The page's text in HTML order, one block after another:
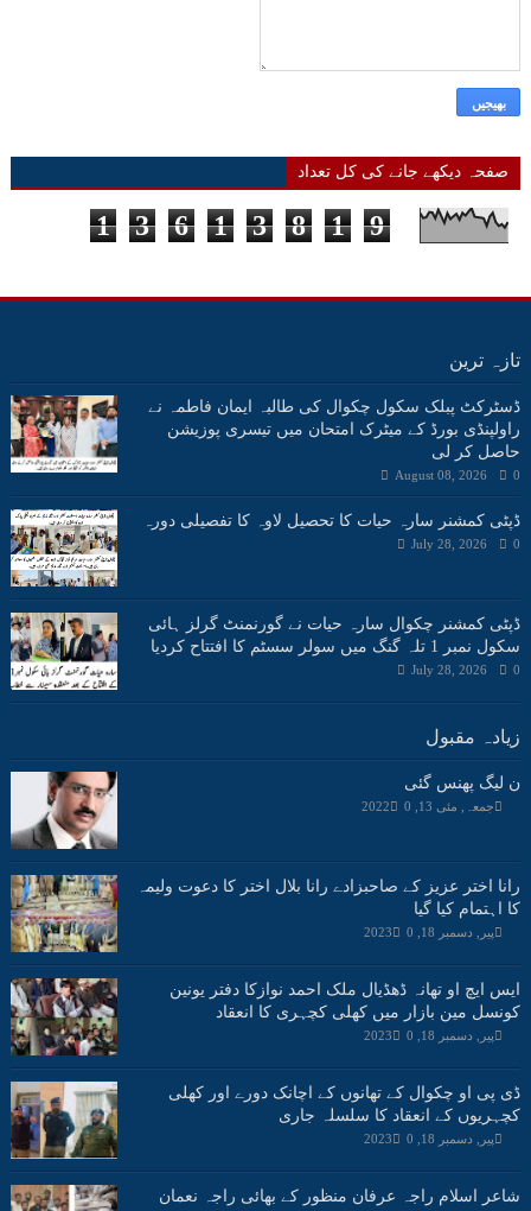
صفحہ دیکھے جانے کی کل تعداد
1 3 6 1 3 8 1 9
تازہ ترین
ڈسٹرکٹ پبلک سکول چکوال کی طالبہ ایمان فاطمہ نے
راولپنڈی بورڈ کے میٹرک امتحان میں تیسری پوزیشن
حاصل کر لی
August 08, 2026 0
ڈپٹی کمشنر سارہ حیات کا تحصیل لاوہ کا تفصیلی دورہ
July 28, 2026 0
ڈپٹی کمشنر چکوال سارہ حیات نے گورنمنٹ گرلز ہائی
سکول نمبر 1 تلہ گنگ میں سولر سسٹم کا افتتاح کردیا
July 28, 2026 0
زیادہ مقبول
ن لیگ پھنس گئی
جمعہ, مئی 13, 2022 0
رانا اختر عزیز کے صاحبزادے رانا بلال اختر کا دعوت ولیمہ
کا اہتمام کیا گیا
پیر, دسمبر 18, 2023 0
ایس ایچ او تھانہ ڈھڈیال ملک احمد نوازکا دفتر یونین
کونسل مین بازار میں کھلی کچہری کا انعقاد
پیر, دسمبر 18, 2023 0
ڈی پی او چکوال کے تھانوں کے اچانک دورے اور کھلی
کچہریوں کے انعقاد کا سلسلہ جاری
پیر, دسمبر 18, 2023 0
شاعر اسلام راجہ عرفان منظور کے بھائی راجہ نعمان